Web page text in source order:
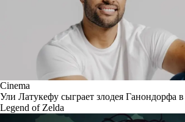
Cinema
Ули Латукефу сыграет злодея Ганондорфа
Legend of Zelda